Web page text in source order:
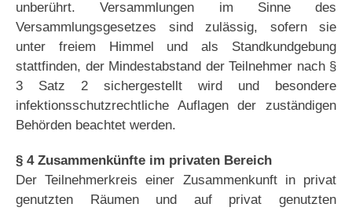
unberührt. Versammlungen im Sinne des
Versammlungsgesetzes sind zulässig, sofern sie
unter freiem Himmel und als Standkundgebung
stattfinden, der Mindestabstand der Teilnehmer nach §
3 Satz 2 sichergestellt wird und besondere
infektionsschutzrechtliche Auflagen der zuständigen
Behörden beachtet werden.
§ 4 Zusammenkünfte im privaten Bereich
Der Teilnehmerkreis einer Zusammenkunft in privat
genutzten Räumen und auf privat genutzten